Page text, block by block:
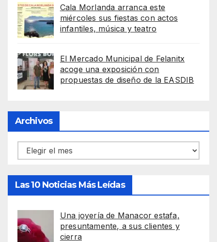
Cala Morlanda arranca este
miércoles sus fiestas con actos
infantiles, música y teatro
El Mercado Municipal de Felanitx
acoge una exposición con
propuestas de diseño de la EASDIB
Archivos
Archivos
Las 10 Noticias Más Leídas
Una joyería de Manacor estafa,
presuntamente, a sus clientes y
cierra